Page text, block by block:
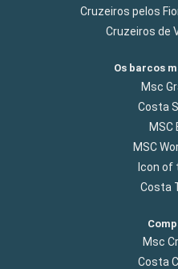
Cruzeiros pelos
Cruzeiros de
Os barcos
Msc
Costa
MSC
MSC
Icon of
Costa
Msc
Costa